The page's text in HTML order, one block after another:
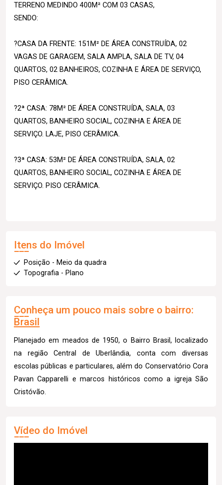
TERRENO MEDINDO 400M² COM 03 CASAS,
SENDO:
?CASA DA FRENTE: 151M² DE ÁREA CONSTRUÍDA, 02
VAGAS DE GARAGEM, SALA AMPLA, SALA DE TV, 04
QUARTOS, 02 BANHEIROS, COZINHA E ÁREA DE SERVIÇO,
PISO CERÂMICA.
?2ª CASA: 78M² DE ÁREA CONSTRUÍDA, SALA, 03
QUARTOS, BANHEIRO SOCIAL, COZINHA E ÁREA DE
SERVIÇO. LAJE, PISO CERÂMICA.
?3ª CASA: 53M² DE ÁREA CONSTRUÍDA, SALA, 02
QUARTOS, BANHEIRO SOCIAL, COZINHA E ÁREA DE
SERVIÇO. PISO CERÂMICA.
Itens do Imóvel
Posição - Meio da quadra
Topografia - Plano
Conheça um pouco mais sobre o bairro:
Brasil
Planejado em meados de 1950, o Bairro Brasil, localizado
na região Central de Uberlândia, conta com diversas
escolas públicas e particulares, além do Conservatório Cora
Pavan Capparelli e marcos históricos como a igreja São
Cristóvão.
Vídeo do Imóvel